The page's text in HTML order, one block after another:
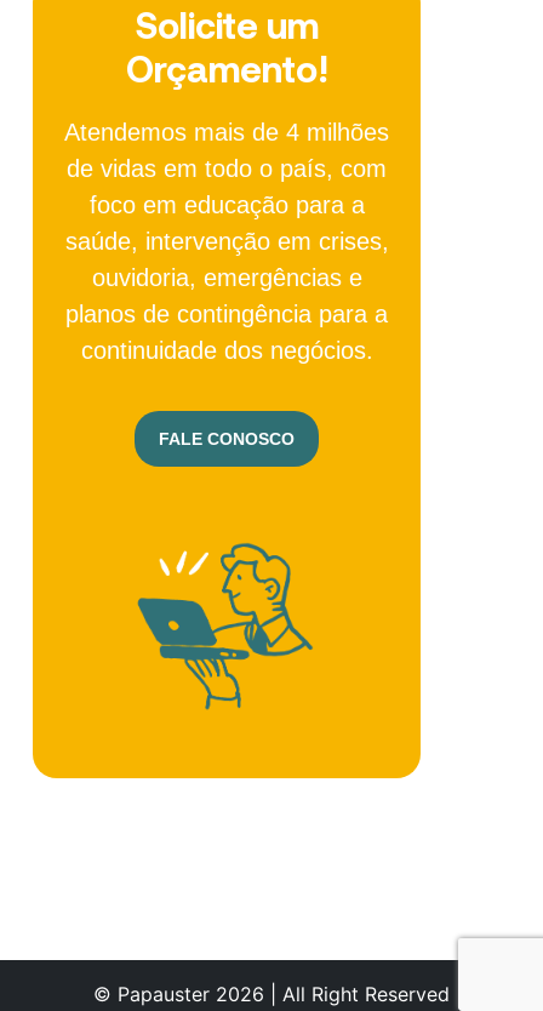
Solicite um
Orçamento!
Atendemos mais de 4 milhões
de vidas em todo o país, com
foco em educação para a
saúde, intervenção em crises,
ouvidoria, emergências e
planos de contingência para a
continuidade dos negócios.
FALE CONOSCO
© Papauster 2026 | All Right Reserved